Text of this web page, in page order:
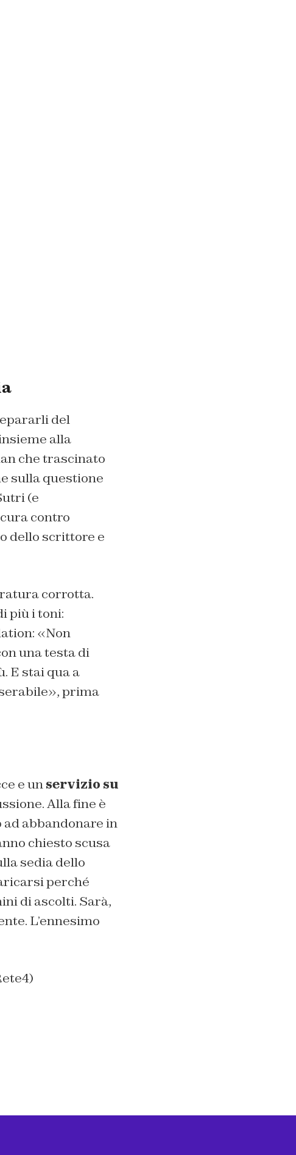
del
alla
che trascinato
sulla questione
(e
contro
dello scrittore e
corrotta.
più i toni:
«Non
una testa di
E stai qua a
prima
e unservizio su
Alla fine è
abbandonare in
chiesto scusa
sedia dello
perché
di ascolti. Sarà,
L’ennesimo